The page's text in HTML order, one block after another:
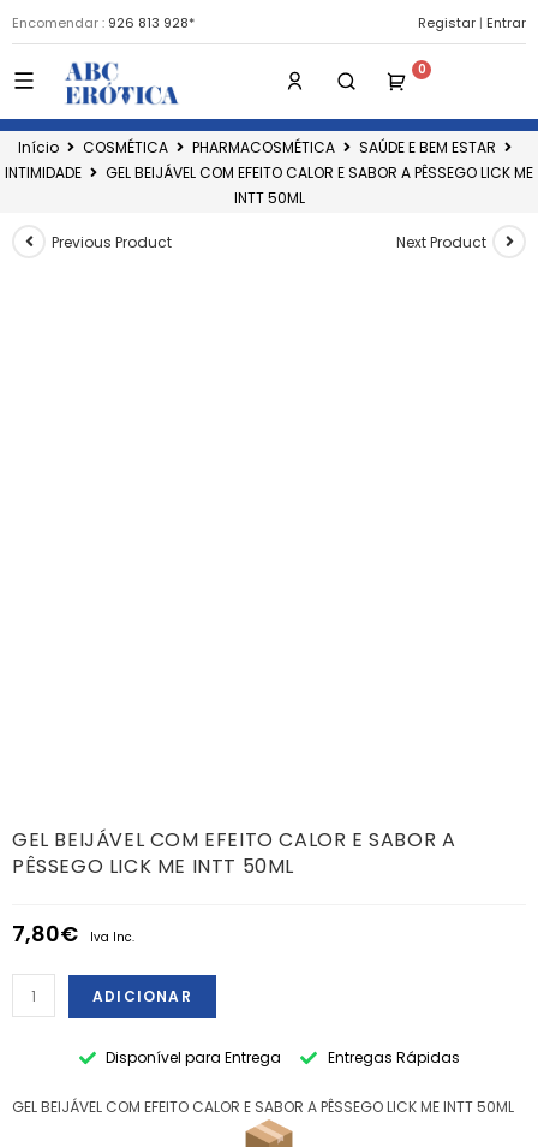
Encomendar : 926 813 928* Registar | Entrar
Início COSMÉTICA PHARMACOSMÉTICA
SAÚDE E BEM ESTAR
INTIMIDADE
GEL BEIJÁVEL COM EFEITO CALOR E SABOR A PÊSSEGO LICK ME
INTT 50ML
Previous Product Next Product
GEL BEIJÁVEL COM EFEITO CALOR E SABOR A
PÊSSEGO LICK ME INTT 50ML
7,80€ Iva Inc.
ADICIONAR
Disponível para Entrega Entregas Rápidas
GEL BEIJÁVEL COM EFEITO CALOR E SABOR A PÊSSEGO LICK ME INTT 50ML